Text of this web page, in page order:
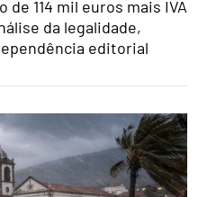
114 mil euros mais IVA
da legalidade,
editorial